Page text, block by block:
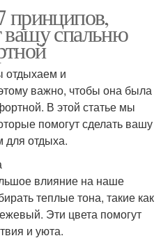
принципов,
вашу спальню
отдыхаем и
важно, чтобы она была
В этой статье мы
помогут сделать вашу
отдыха.
влияние на наше
теплые тона, такие как
Эти цвета помогут
и уюта.